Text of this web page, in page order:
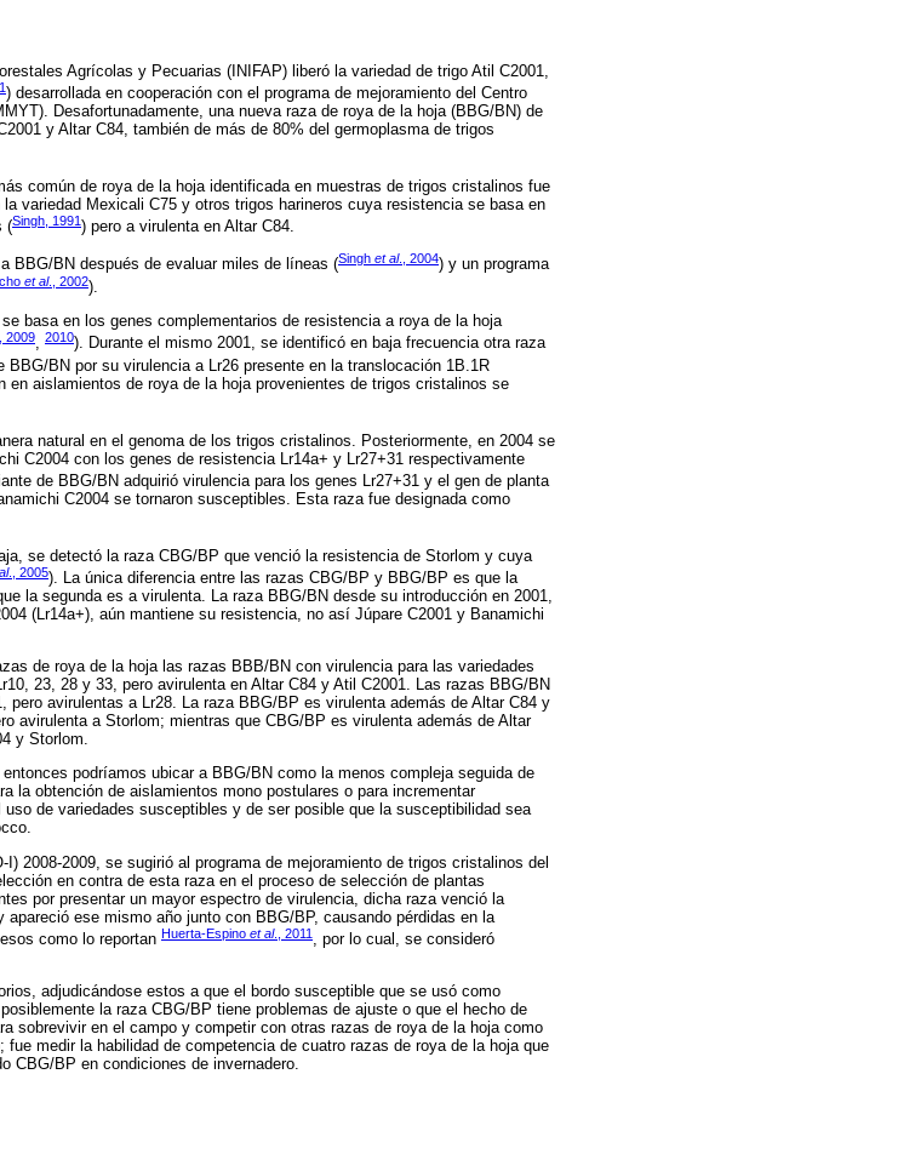
Agrícolas y Pecuarias (INIFAP) liberó la variedad de trigo Atil C2001,
) desarrollada en cooperación con el programa de mejoramiento del Centro
Desafortunadamente, una nueva raza de roya de la hoja (BBG/BN) de
y Altar C84, también de más de 80% del germoplasma de trigos
común de roya de la hoja identificada en muestras de trigos cristalinos fue
variedad Mexicali C75 y otros trigos harineros cuya resistencia se basa en
(Singh, 1991) pero a virulenta en Altar C84.
BBG/BN después de evaluar miles de líneas (Singh et al., 2004) y un programa
et al., 2002).
basa en los genes complementarios de resistencia a roya de la hoja
2009, 2010). Durante el mismo 2001, se identificó en baja frecuencia otra raza
BBG/BN por su virulencia a Lr26 presente en la translocación 1B.1R
en aislamientos de roya de la hoja provenientes de trigos cristalinos se
natural en el genoma de los trigos cristalinos. Posteriormente, en 2004 se
C2004 con los genes de resistencia Lr14a+ y Lr27+31 respectivamente
de BBG/BN adquirió virulencia para los genes Lr27+31 y el gen de planta
C2004 se tornaron susceptibles. Esta raza fue designada como
se detectó la raza CBG/BP que venció la resistencia de Storlom y cuya
., 2005). La única diferencia entre las razas CBG/BP y BBG/BP es que la
la segunda es a virulenta. La raza BBG/BN desde su introducción en 2001,
(Lr14a+), aún mantiene su resistencia, no así Júpare C2001 y Banamichi
de roya de la hoja las razas BBB/BN con virulencia para las variedades
23, 28 y 33, pero avirulenta en Altar C84 y Atil C2001. Las razas BBG/BN
avirulentas a Lr28. La raza BBG/BP es virulenta además de Altar C84 y
avirulenta a Storlom; mientras que CBG/BP es virulenta además de Altar
y Storlom.
podríamos ubicar a BBG/BN como la menos compleja seguida de
la obtención de aislamientos mono postulares o para incrementar
de variedades susceptibles y de ser posible que la susceptibilidad sea
2008-2009, se sugirió al programa de mejoramiento de trigos cristalinos del
en contra de esta raza en el proceso de selección de plantas
por presentar un mayor espectro de virulencia, dicha raza venció la
ese mismo año junto con BBG/BP, causando pérdidas en la
como lo reportan Huerta-Espino et al., 2011
, por lo cual, se consideró
adjudicándose estos a que el bordo susceptible que se usó como
la raza CBG/BP tiene problemas de ajuste o que el hecho de
sobrevivir en el campo y competir con otras razas de roya de la hoja como
medir la habilidad de competencia de cuatro razas de roya de la hoja que
CBG/BP en condiciones de invernadero.